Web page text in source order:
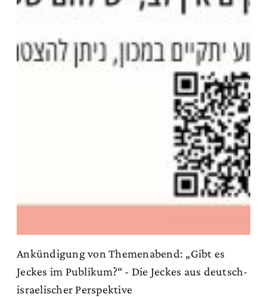
Ankündigung von Themenabend: „Gibt es
Jeckes im Publikum?“ - Die Jeckes aus deutsch-
israelischer Perspektive